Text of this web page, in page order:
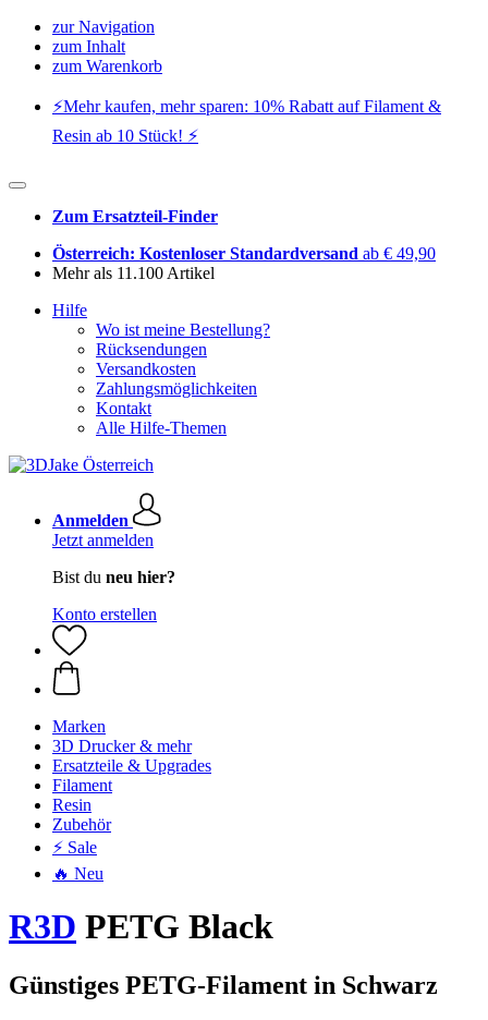
zur Navigation
zum Inhalt
zum Warenkorb
⚡️Mehr kaufen, mehr sparen: 10% Rabatt auf Filament &
Resin ab 10 Stück! ⚡️
Zum Ersatzteil-Finder
Österreich: Kostenloser Standardversand ab € 49,90
Mehr als 11.100 Artikel
Hilfe
Wo ist meine Bestellung?
Rücksendungen
Versandkosten
Zahlungsmöglichkeiten
Kontakt
Alle Hilfe-Themen
Anmelden
Jetzt anmelden
Bist du neu hier?
Konto erstellen
Marken
3D Drucker & mehr
Ersatzteile & Upgrades
Filament
Resin
Zubehör
⚡ Sale
🔥 Neu
R3D PETG Black
Günstiges PETG-Filament in Schwarz